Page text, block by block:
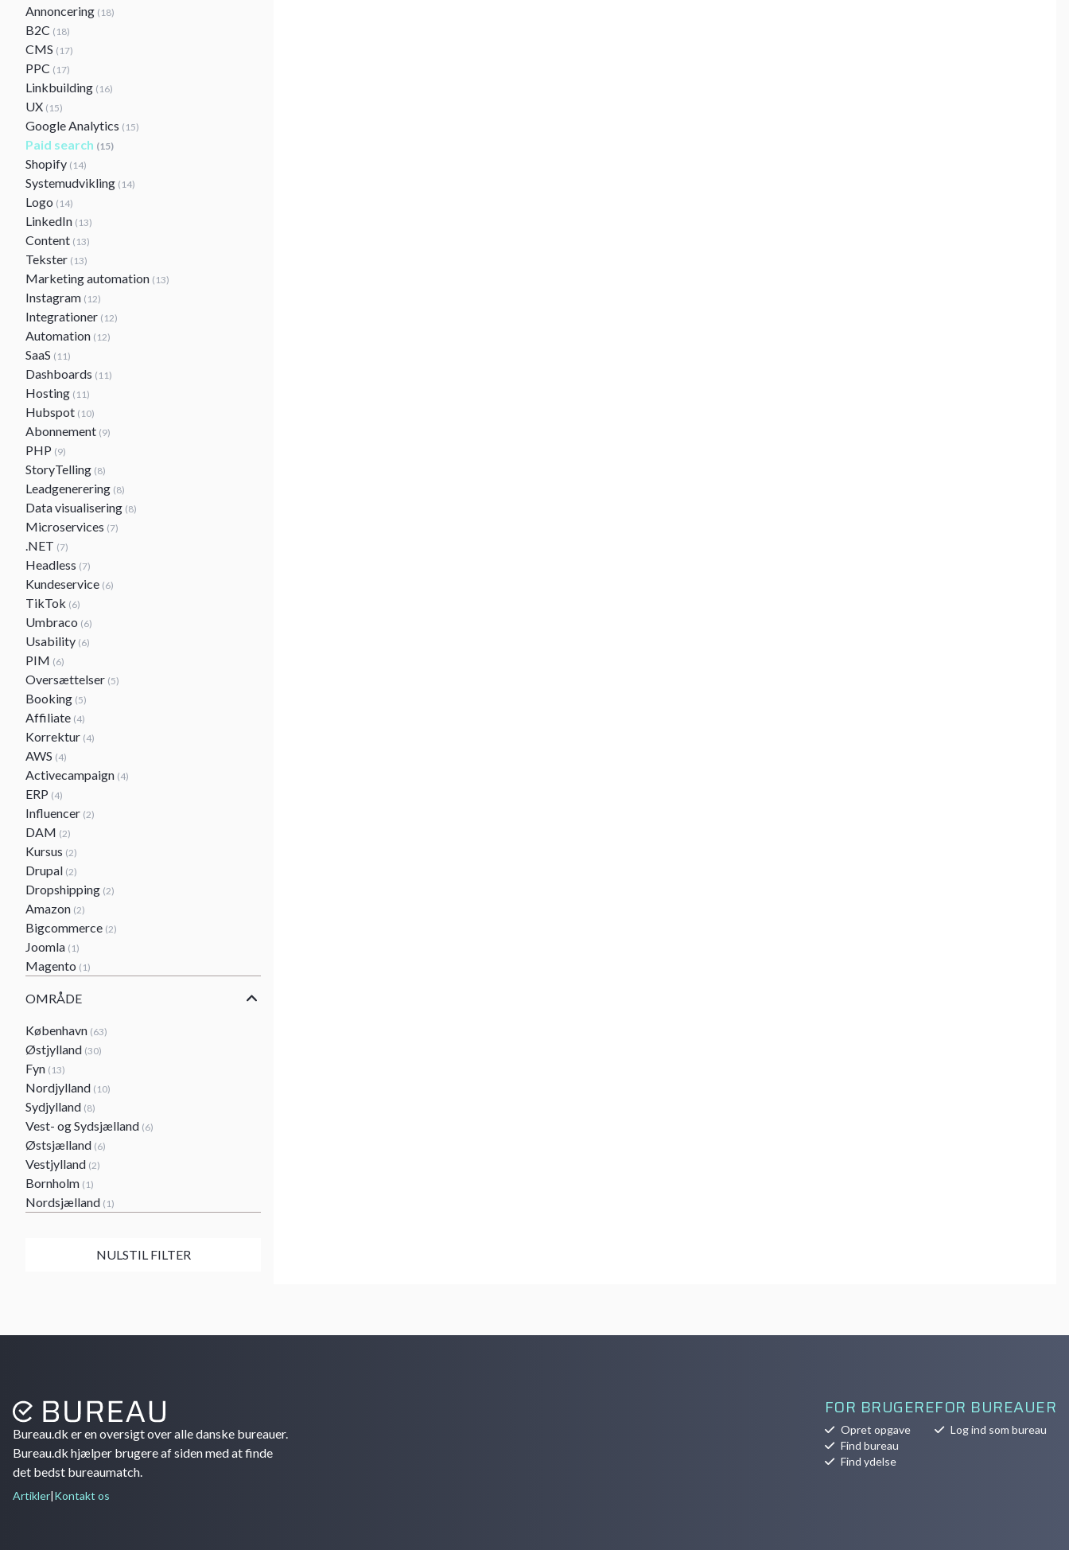
Annoncering (18)
B2C (18)
CMS (17)
PPC (17)
Linkbuilding (16)
UX (15)
Google Analytics (15)
Paid search (15)
Shopify (14)
Systemudvikling (14)
Logo (14)
LinkedIn (13)
Content (13)
Tekster (13)
Marketing automation (13)
Instagram (12)
Integrationer (12)
Automation (12)
SaaS (11)
Dashboards (11)
Hosting (11)
Hubspot (10)
Abonnement (9)
PHP (9)
StoryTelling (8)
Leadgenerering (8)
Data visualisering (8)
Microservices (7)
.NET (7)
Headless (7)
Kundeservice (6)
TikTok (6)
Umbraco (6)
Usability (6)
PIM (6)
Oversættelser (5)
Booking (5)
Affiliate (4)
Korrektur (4)
AWS (4)
Activecampaign (4)
ERP (4)
Influencer (2)
DAM (2)
Kursus (2)
Drupal (2)
Dropshipping (2)
Amazon (2)
Bigcommerce (2)
Joomla (1)
Magento (1)
OMRÅDE
København (63)
Østjylland (30)
Fyn (13)
Nordjylland (10)
Sydjylland (8)
Vest- og Sydsjælland (6)
Østsjælland (6)
Vestjylland (2)
Bornholm (1)
Nordsjælland (1)
NULSTIL FILTER
Bureau.dk er en oversigt over alle danske bureauer.
Bureau.dk hjælper brugere af siden med at finde
det bedst bureaumatch.
Artikler|Kontakt os
FOR BRUGERE
Opret opgave
Find bureau
Find ydelse
FOR BUREAUER
Log ind som bureau